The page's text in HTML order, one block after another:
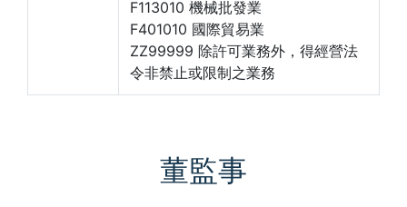
F113010 機械批發業
F401010 國際貿易業
ZZ99999 除許可業務外，得經營法
令非禁止或限制之業務
董監事